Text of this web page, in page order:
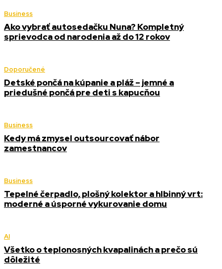
Business
Ako vybrať autosedačku Nuna? Kompletný
sprievodca od narodenia až do 12 rokov
Doporučené
Detské pončá na kúpanie a pláž – jemné a
priedušné pončá pre deti s kapucňou
Business
Kedy má zmysel outsourcovať nábor
zamestnancov
Business
Tepelné čerpadlo, plošný kolektor a hlbinný vrt:
moderné a úsporné vykurovanie domu
AI
Všetko o teplonosných kvapalinách a prečo sú
dôležité